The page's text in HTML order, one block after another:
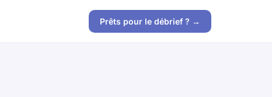
Prêts pour le débrief ? →